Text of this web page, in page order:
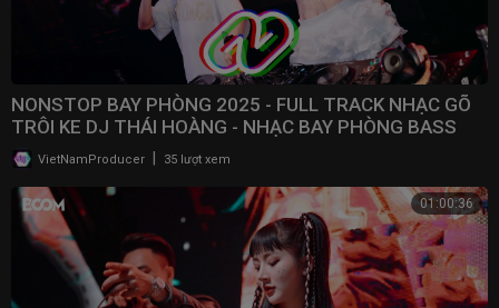
NONSTOP BAY PHÒNG 2025 - FULL TRACK NHẠC GÕ
TRÔI KE DJ THÁI HOÀNG - NHẠC BAY PHÒNG BASS
CWCH MẠNH
VietNamProducer 35 lượt xem
01:00:36